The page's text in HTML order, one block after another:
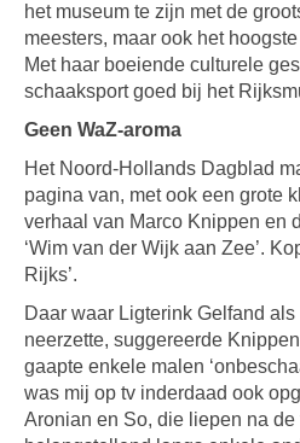
het museum te zijn met de
meesters, maar ook het
Met haar boeiende culturele
schaaksport goed bij het
Geen WaZ-aroma
Het Noord-Hollands Dagblad
pagina van, met ook een grote
verhaal van Marco Knippen en
‘Wim van der Wijk aan Zee’.
Rijks’.
Daar waar Ligterink Gelfand
neerzette, suggereerde
gaapte enkele malen
was mij op tv inderdaad ook
Aronian en So, die liepen na